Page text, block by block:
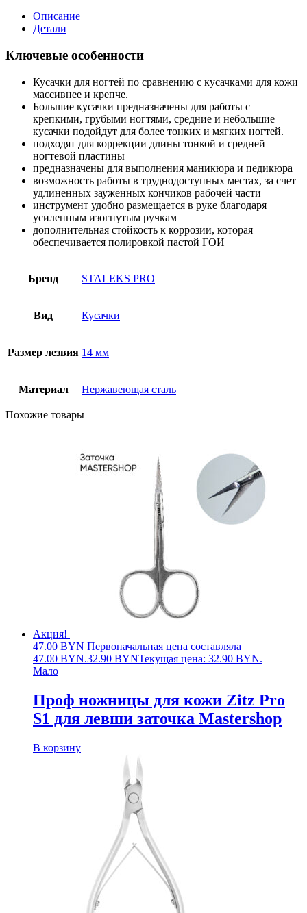
Описание
Детали
Ключевые особенности
Кусачки для ногтей по сравнению с кусачками для кожи
массивнее и крепче.
Большие кусачки предназначены для работы с
крепкими, грубыми ногтями, средние и небольшие
кусачки подойдут для более тонких и мягких ногтей.
подходят для коррекции длины тонкой и средней
ногтевой пластины
предназначены для выполнения маникюра и педикюра
возможность работы в труднодоступных местах, за счет
удлиненных зауженных кончиков рабочей части
инструмент удобно размещается в руке благодаря
усиленным изогнутым ручкам
дополнительная стойкость к коррозии, которая
обеспечивается полировкой пастой ГОИ
Бренд STALEKS PRO
Вид Кусачки
Размер лезвия 14 мм
Материал Нержавеющая сталь
Похожие товары
Акция!
47.00BYN Первоначальная цена составляла
47.00 BYN.32.90 BYNТекущая цена: 32.90 BYN.
Мало
Проф ножницы для кожи Zitz Pro
S1 для левши заточка Mastershop
В корзину